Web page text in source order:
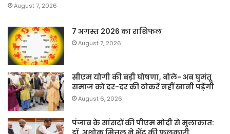
August 7, 2026
7 अगस्त 2026 का राशिफल
August 7, 2026
सीएम योगी की बड़ी घोषणा, बोले- अब घुमंतू
समाज को दर-दर की ठोकरें नहीं खानी पड़ेंगी
August 6, 2026
पंजाब के सांसदों की पीएम मोदी से मुलाकात: